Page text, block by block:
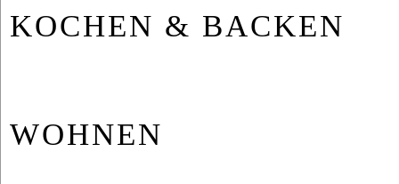
KO­CHEN & BA­CKEN
WOH­NEN